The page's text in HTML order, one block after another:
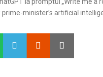
minister’s artificial